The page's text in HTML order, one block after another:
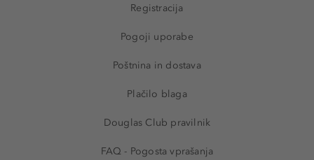
Registracija
Pogoji uporabe
Poštnina in dostava
Plačilo blaga
Douglas Club pravilnik
FAQ - Pogosta vprašanja